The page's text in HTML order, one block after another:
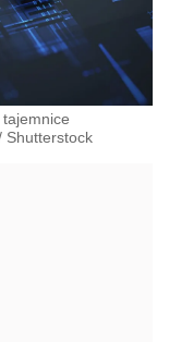
Shutterstock